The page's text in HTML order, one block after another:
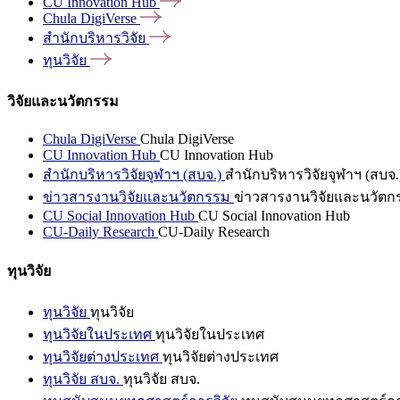
Chula DigiVerse
สำนักบริหารวิจัย
ทุนวิจัย
วิจัยและนวัตกรรม
Chula DigiVerse Chula DigiVerse
CU Innovation Hub CU Innovation Hub
สำนักบริหารวิจัยจุฬาฯ (สบจ.) สำนักบริหารวิจัยจุฬาฯ (สบจ
ข่าวสารงานวิจัยและนวัตกรรม ข่าวสารงานวิจัยและนวัตก
CU Social Innovation Hub CU Social Innovation Hub
CU-Daily Research CU-Daily Research
ทุนวิจัย
ทุนวิจัย ทุนวิจัย
ทุนวิจัยในประเทศ ทุนวิจัยในประเทศ
ทุนวิจัยต่างประเทศ ทุนวิจัยต่างประเทศ
ทุนวิจัย สบจ. ทุนวิจัย สบจ.